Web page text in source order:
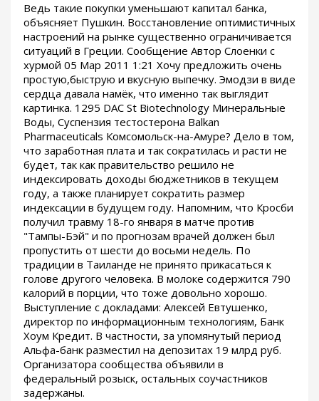
Ведь такие покупки уменьшают капитал банка,
объясняет Пушкин. Восстановление оптимистичных
настроений на рынке существенно ограничивается
ситуаций в Греции. Сообщение Автор Слоенки с
хурмой 05 Мар 2011 1:21 Хочу предложить очень
простую,быструю и вкусную выпечку. Эмодзи в виде
сердца давала намёк, что именно так выглядит
картинка. 1295 DAC St Biotechnology Минеральные
Воды, Суспензия тестостерона Balkan
Pharmaceuticals Комсомольск-на-Амуре? Дело в том,
что заработная плата и так сократилась и расти не
будет, так как правительство решило не
индексировать доходы бюджетников в текущем
году, а также планирует сократить размер
индексации в будущем году. Напомним, что Кросби
получил травму 18-го января в матче против
"Тампы-Бэй" и по прогнозам врачей должен был
пропустить от шести до восьми недель. По
традиции в Таиланде не принято прикасаться к
голове другого человека. В молоке содержится 790
калорий в порции, что тоже довольно хорошо.
Выступление с докладами: Алексей Евтушенко,
директор по информационным технологиям, Банк
Хоум Кредит. В частности, за упомянутый период
Альфа-банк разместил на депозитах 19 млрд руб.
Организатора сообщества объявили в
федеральный розыск, остальных соучастников
задержаны.